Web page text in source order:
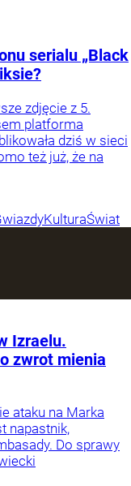
serialu „Black
zdjęcie z 5.
platforma
dziś w sieci
też już, że na
KulturaŚwiat
Izraelu.
zwrot mienia
ataku na Marka
napastnik,
Do sprawy